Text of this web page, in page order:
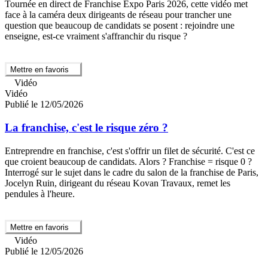
Tournée en direct de Franchise Expo Paris 2026, cette vidéo met
face à la caméra deux dirigeants de réseau pour trancher une
question que beaucoup de candidats se posent : rejoindre une
enseigne, est-ce vraiment s'affranchir du risque ?
Mettre en favoris
Vidéo
Vidéo
Publié le 12/05/2026
La franchise, c'est le risque zéro ?
Entreprendre en franchise, c'est s'offrir un filet de sécurité. C'est ce
que croient beaucoup de candidats. Alors ? Franchise = risque 0 ?
Interrogé sur le sujet dans le cadre du salon de la franchise de Paris,
Jocelyn Ruin, dirigeant du réseau Kovan Travaux, remet les
pendules à l'heure.
Mettre en favoris
Vidéo
Publié le 12/05/2026